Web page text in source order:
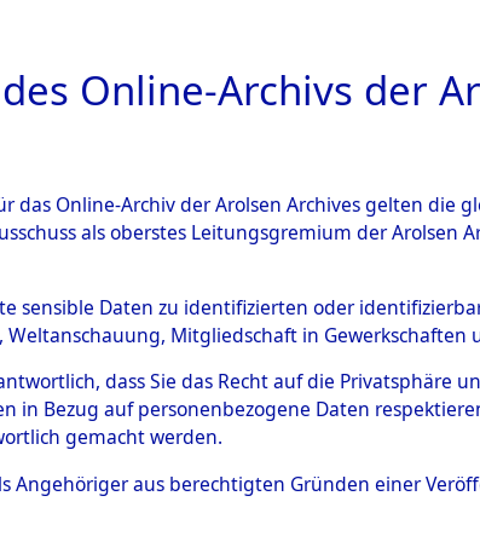
ARCHIVALE ÜBERSICHT
zu den Orten
→0107 (84602087)
0107
Online-Archivs der
das Online-Archiv der Arolsen Archives gelten
als oberstes Leitungsgremium der
sensible Daten zu identifizierten oder
Mitgliedschaft in
dass Sie das Recht auf die Privatsphäre
in Bezug auf personenbezogene Daten
gemacht werden.
Angehöriger aus berechtigten Gründen einer